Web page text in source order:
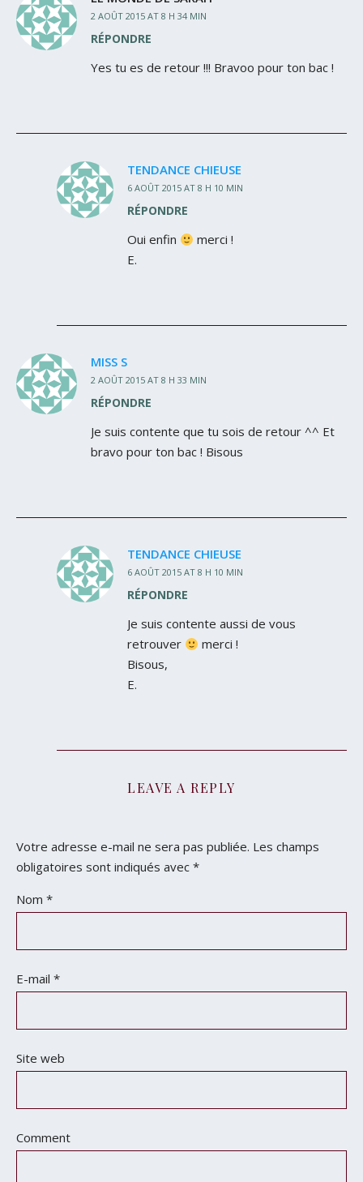
2 AOÛT 2015 AT 8 H 34 MIN
RÉPONDRE
Yes tu es de retour !!! Bravoo pour ton bac !
TENDANCE CHIEUSE
6 AOÛT 2015 AT 8 H 10 MIN
RÉPONDRE
Oui enfin
merci !
E.
MISS S
2 AOÛT 2015 AT 8 H 33 MIN
RÉPONDRE
Je suis contente que tu sois de retour ^^ Et
bravo pour ton bac ! Bisous
TENDANCE CHIEUSE
6 AOÛT 2015 AT 8 H 10 MIN
RÉPONDRE
Je suis contente aussi de vous
retrouver
merci !
Bisous,
E.
LEAVE A REPLY
Votre adresse e-mail ne sera pas publiée. Les champs
obligatoires sont indiqués avec *
Nom *
E-mail *
Site web
Comment